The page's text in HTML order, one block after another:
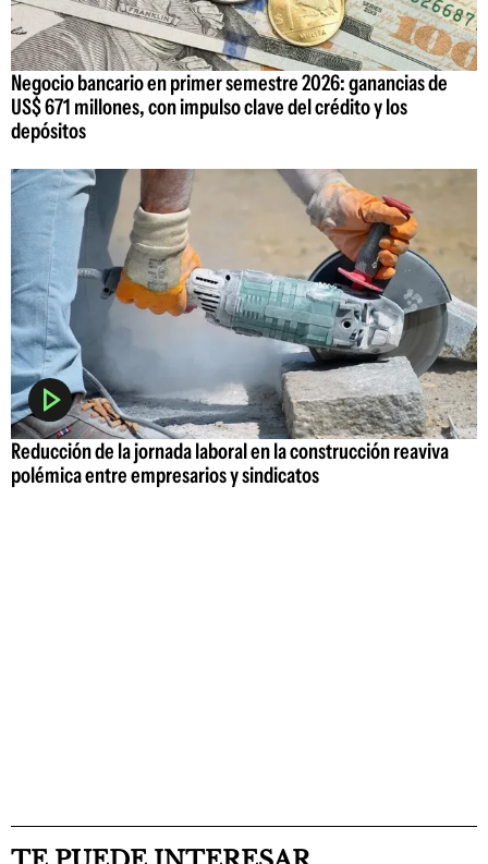
Negocio bancario en primer semestre 2026: ganancias de
US$ 671 millones, con impulso clave del crédito y los
depósitos
Reducción de la jornada laboral en la construcción reaviva
polémica entre empresarios y sindicatos